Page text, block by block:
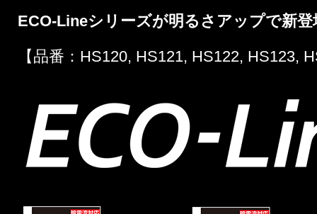
ECO-Lineシリーズが明るさアップで新登
【品番：HS120, HS121, HS122, HS123,